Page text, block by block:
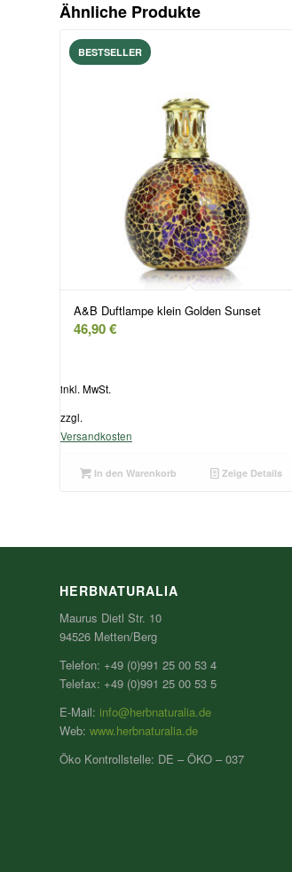
Ähnliche Produkte
A&B Duftlampe klein Golden Sunset
46,90€
inkl. MwSt.
zzgl.
Versandkosten
In den Warenkorb Zeige Details
HERBNATURALIA
Maurus Dietl Str. 10
94526 Metten/Berg
Telefon: +49 (0)991 25 00 53 4
Telefax: +49 (0)991 25 00 53 5
E-Mail: info@herbnaturalia.de
Web: www.herbnaturalia.de
Öko Kontrollstelle: DE – ÖKO – 037